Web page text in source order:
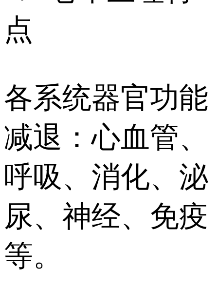
点
各系统器官功能
减退：心血管、
呼吸、消化、泌
尿、神经、免疫
等。